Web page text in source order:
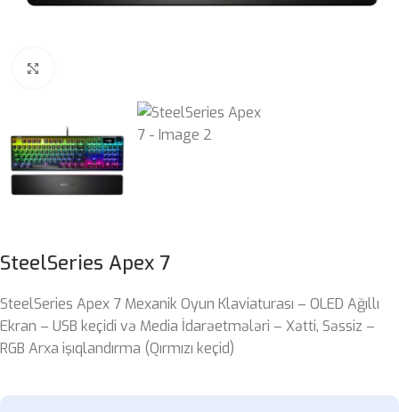
SteelSeries Apex 7
SteelSeries Apex 7 Mexanik Oyun Klaviaturası – OLED Ağıllı
Ekran – USB keçidi və Media İdarəetmələri – Xətti, Səssiz –
RGB Arxa işıqlandırma (Qırmızı keçid)